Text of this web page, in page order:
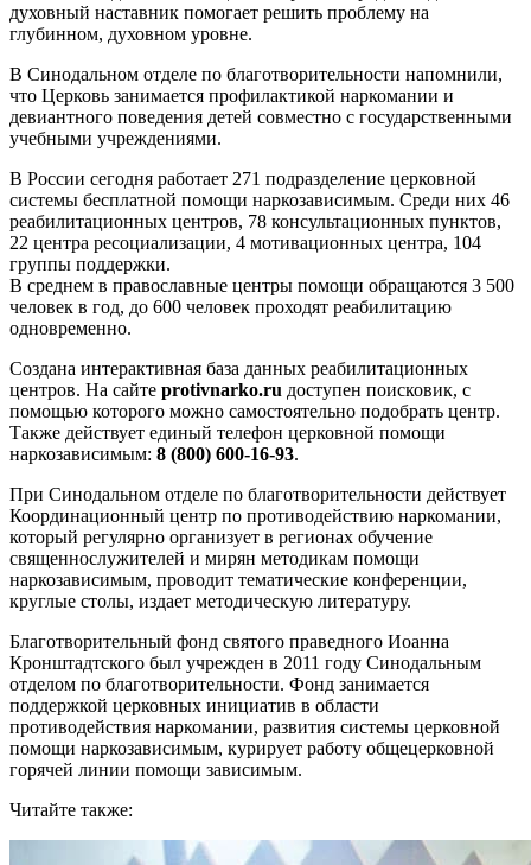
духовный наставник помогает решить проблему на
глубинном, духовном уровне.
В Синодальном отделе по благотворительности напомнили,
что Церковь занимается профилактикой наркомании и
девиантного поведения детей совместно с государственными
учебными учреждениями.
В России сегодня работает 271 подразделение церковной
системы бесплатной помощи наркозависимым. Среди них 46
реабилитационных центров, 78 консультационных пунктов,
22 центра ресоциализации, 4 мотивационных центра, 104
группы поддержки.
В среднем в православные центры помощи обращаются 3 500
человек в год, до 600 человек проходят реабилитацию
одновременно.
Создана интерактивная база данных реабилитационных
центров. На сайте protivnarko.ru доступен поисковик, с
помощью которого можно самостоятельно подобрать центр.
Также действует единый телефон церковной помощи
наркозависимым: 8 (800) 600-16-93.
При Синодальном отделе по благотворительности действует
Координационный центр по противодействию наркомании,
который регулярно организует в регионах обучение
священнослужителей и мирян методикам помощи
наркозависимым, проводит тематические конференции,
круглые столы, издает методическую литературу.
Благотворительный фонд святого праведного Иоанна
Кронштадтского был учрежден в 2011 году Синодальным
отделом по благотворительности. Фонд занимается
поддержкой церковных инициатив в области
противодействия наркомании, развития системы церковной
помощи наркозависимым, курирует работу общецерковной
горячей линии помощи зависимым.
Читайте также: